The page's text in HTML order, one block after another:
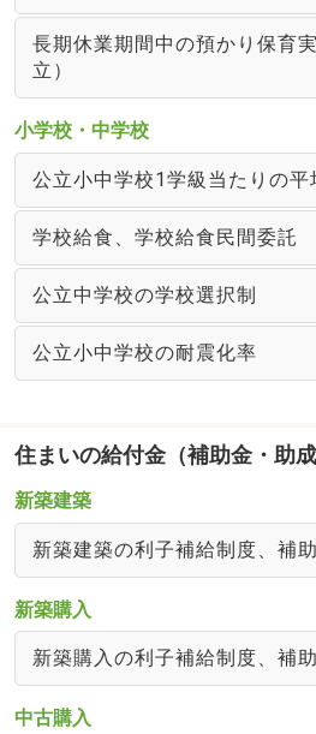
長期休業期間中の預かり保育
立）
小学校・中学校
公立小中学校1学級当たりの平
学校給食、学校給食民間委託
公立中学校の学校選択制
公立小中学校の耐震化率
住まいの給付金（補助金・助成
新築建築
新築建築の利子補給制度、補
新築購入
新築購入の利子補給制度、補
中古購入